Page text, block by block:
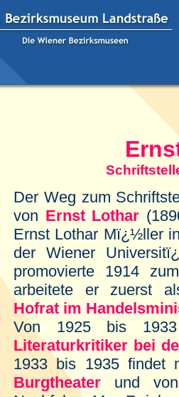
Ernst
Schriftsteller
Der Weg zum
von Ernst Lothar
Ernst Lothar Mï¿½ller
der Wiener
promovierte 1914
arbeitete er zuerst
Hofrat im
Von 1925 bis
Literaturkritiker bei
1933 bis 1935
Burgtheater
und